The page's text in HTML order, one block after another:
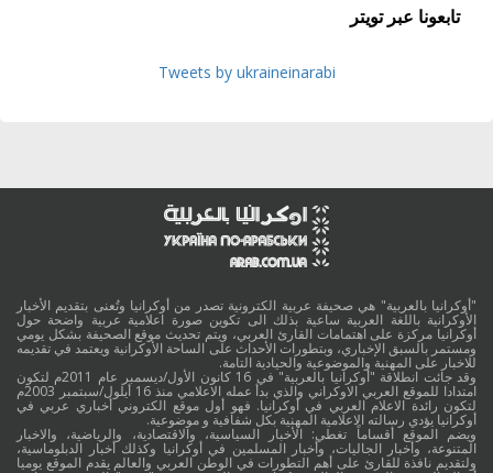
تابعونا عبر تويتر
Tweets by ukraineinarabi
"أوكرانيا بالعربية" هي صحيفة عربية الكترونية تصدر من أوكرانيا وتُعنى بتقديم الأخبار
الأوكرانية باللغة العربية ساعية بذلك الى تكوين صورة اعلامية عربية واضحة حول
أوكرانيا مركزة على اهتمامات القارئ العربي، ويتم تحديث موقع الصحيفة بشكل يومي
ومستمر بالسبق الإخباري، وبتطورات الأحداث على الساحة الأوكرانية ويعتمد في تقديمه
للاخبار على المهنية والموضوعية والحيادية التامة.
وقد جائت انطلاقة "أوكرانيا بالعربية" في 16 كانون الأول/ديسمبر عام 2011م لتكون
امتدادا للموقع العربي الاوكراني والذي بدأ عمله الاعلامي منذ 16 أيلول/سبتمبر 2003م
لتكون رائدة الاعلام العربي في أوكرانيا. فهو أول موقع الكتروني أخباري عربي في
أوكرانيا يؤدي رسالته الاعلامية المهنية بكل شفافية و موضوعية.
ويضم الموقع أقساماً تغطي: الأخبار السياسية، والاقتصادية، والرياضية، والاخبار
المتنوعة، وأخبار الجاليات، وأخبار المسلمين في أوكرانيا وكذلك أخبار الدبلوماسية،
ولتقديم نافذة للقارئ على أهم التطورات في الوطن العربي والعالم يقدم الموقع يوميا